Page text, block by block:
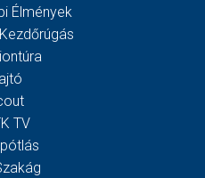
Élmények
TV